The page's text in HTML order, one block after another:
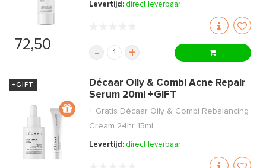
72,50
Levertijd: direct leverbaar
- +
+GIFT
Décaar Oily & Combi Acne Repair
Serum 20ml +GIFT
+ Gratis Décaar Oily & Combi Rebalancing
Cream 24hr 15ml.
Levertijd: direct leverbaar